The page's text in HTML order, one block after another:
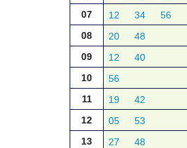
07
12 34 56
08
20 48
09
12 40
10
56
11
19 42
12
05 53
13
27 48